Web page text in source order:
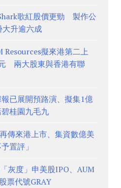
歌紅股價更勁 製作公
升逾六成
Resources擬來港第二上
兩大股東與香港有聯
報已展開預路演、擬集1億
桂園九毛九
傳來港上市、集資數億美
置評」
灰度」申美股IPO、AUM
票代號GRAY